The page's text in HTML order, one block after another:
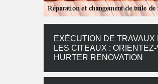
EXÉCUTION DE
LES CITEAUX :
HURTER RENOVATION